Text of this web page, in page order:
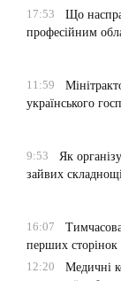
17:53
Що
професійним
11:59
українського
9:53
Як
зайвих
16:07
перших сторінок
12:20
Медичні